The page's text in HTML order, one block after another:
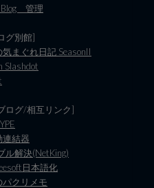
Blog 管理
グ別館]
まぐれ日記 SeasonII
Slashdot
ログ/相互リンク]
連結器
ル解決(NetKing)
日本語化
パクリメモ